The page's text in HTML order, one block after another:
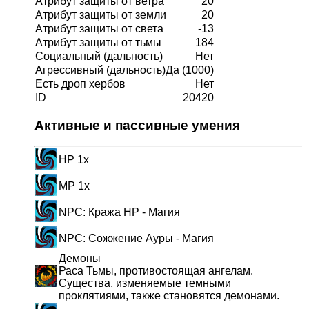
Атрибут защиты от земли
20
Атрибут защиты от света
-13
Атрибут защиты от тьмы
184
Социальный (дальность)
Нет
Агрессивный (дальность)Да (1000)
Есть дроп хербов
Нет
ID
20420
Активные и пассивные умения
HP 1x
MP 1x
NPC: Кража HP - Магия
NPC: Сожжение Ауры - Магия
Демоны
Раса Тьмы, противостоящая ангелам.
Существа, изменяемые темными
проклятиями, также становятся демонами.